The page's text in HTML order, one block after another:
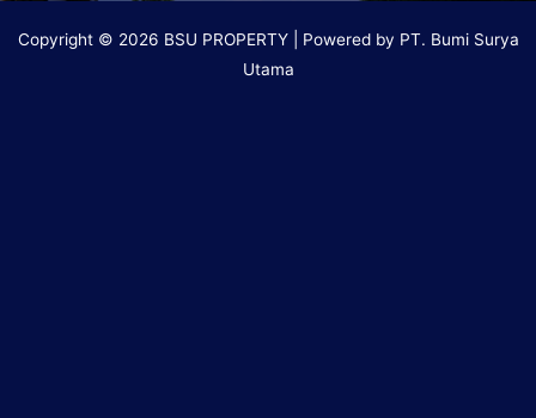
Copyright © 2026 BSU PROPERTY | Powered by PT. Bumi Surya
Utama